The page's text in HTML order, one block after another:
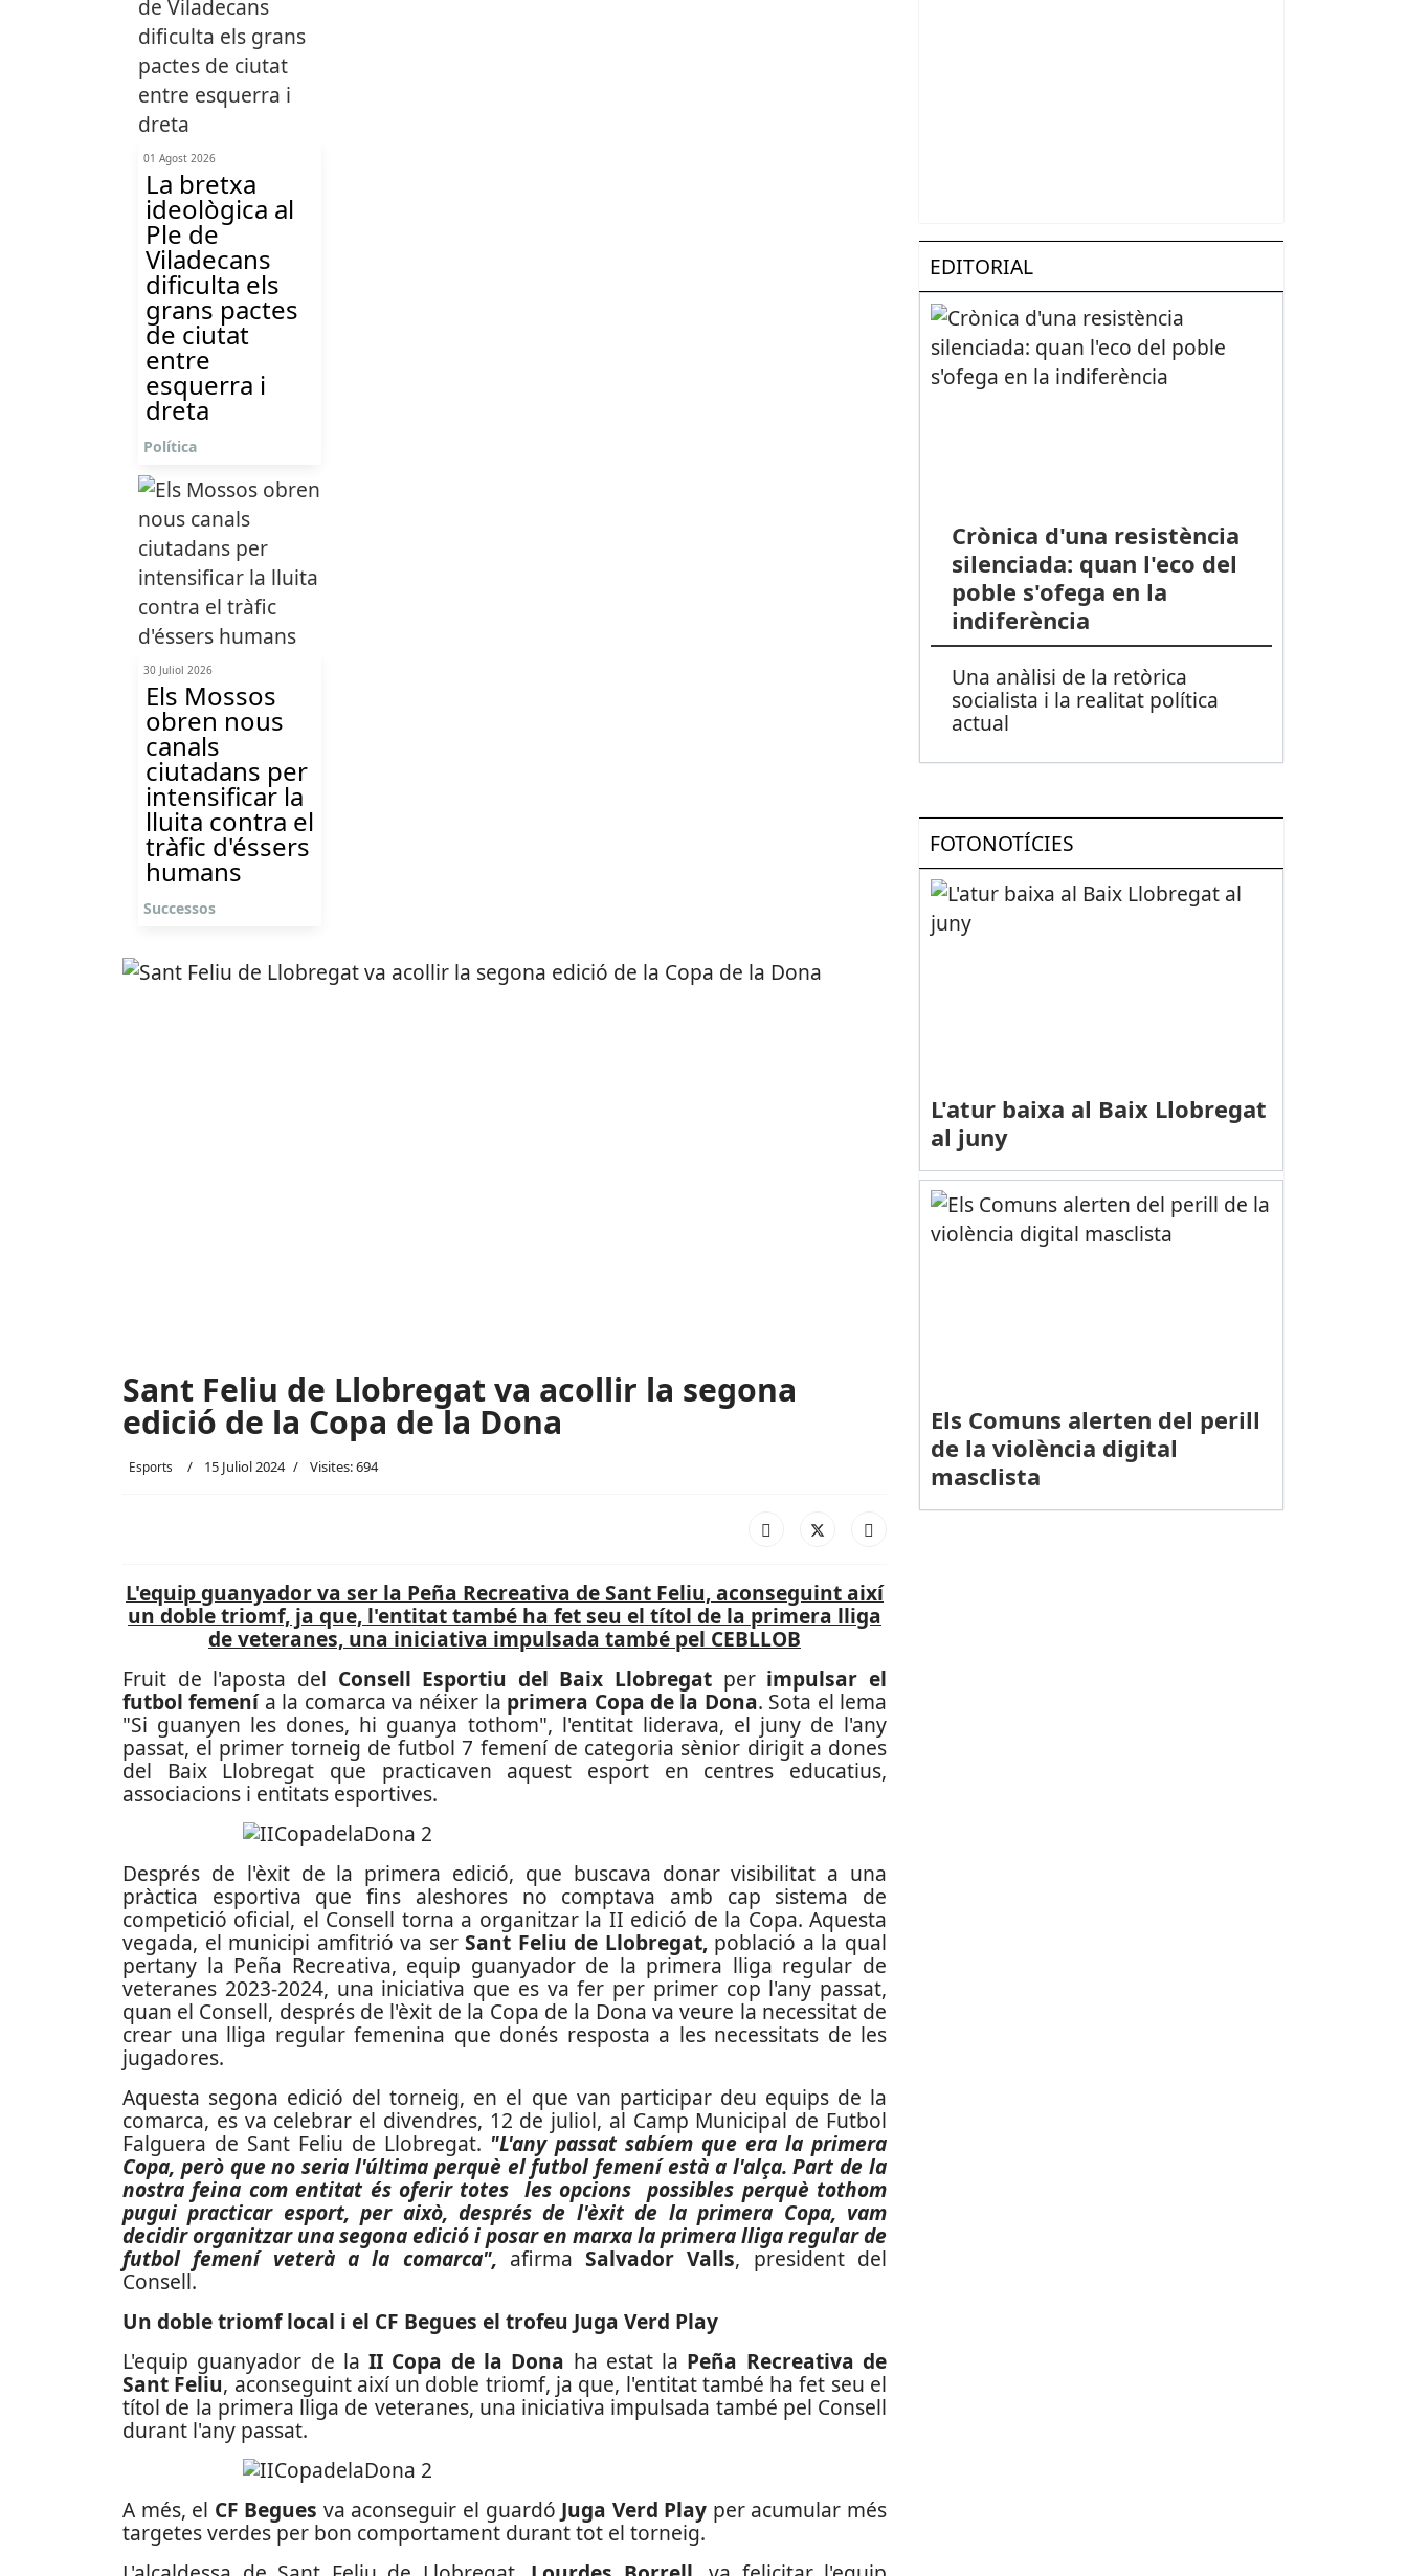
01 Agost 2026
La bretxa
ideològica al
Ple de
Viladecans
dificulta els
grans pactes
de ciutat
entre
esquerra i
dreta
Política
30 Juliol 2026
Els Mossos
obren nous
canals
ciutadans per
intensificar la
lluita contra el
tràfic d'éssers
humans
Successos
Sant Feliu de Llobregat va acollir la segona
edició de la Copa de la Dona
Esports 15 Juliol 2024 Visites: 694
L'equip guanyador va ser la Peña Recreativa de Sant Feliu, aconseguint així
un doble triomf, ja que, l'entitat també ha fet seu el títol de la primera lliga
de veteranes, una iniciativa impulsada també pel CEBLLOB
Fruit de l'aposta del Consell Esportiu del Baix Llobregat per impulsar el
futbol femenía la comarca va néixer la primera Copa de la Dona. Sota el lema
"Si guanyen les dones, hi guanya tothom", l'entitat liderava, el juny de l'any
passat, el primer torneig de futbol 7 femení de categoria sènior dirigit a dones
del Baix Llobregat que practicaven aquest esport en centres educatius,
associacions i entitats esportives.
Després de l'èxit de la primera edició, que buscava donar visibilitat a una
pràctica esportiva que fins aleshores no comptava amb cap sistema de
competició oficial, el Consell torna a organitzar la II edició de la Copa. Aquesta
vegada, el municipi amfitrió va serSant Feliu de Llobregat,població a la qual
pertany la Peña Recreativa, equip guanyador de la primera lliga regular de
veteranes 2023-2024, una iniciativa que es va fer per primer cop l'any passat,
quan el Consell, després de l'èxit de la Copa de la Dona va veure la necessitat de
crear una lliga regular femenina que donés resposta a les necessitats de les
jugadores.
Aquesta segona edició del torneig, en el que van participar deu equips de la
comarca, es va celebrar el divendres, 12 de juliol, al Camp Municipal de Futbol
Falguera de Sant Feliu de Llobregat. "L'any passat sabíem que era la primera
Copa, però que no seria l'última perquè el futbol femení està a l'alça. Part de la
nostra feina com entitat és oferir totes les opcions possibles perquè tothom
pugui practicar esport, per això, després de l'èxit de la primera Copa, vam
decidir organitzar una segona edició i posar en marxa la primera lliga regular de
futbol femení veterà a la comarca", afirmaSalvador Valls, president del
Consell.
Un doble triomf local i el CF Begues el trofeu Juga Verd Play
L'equip guanyador de laII Copa de la Dona ha estat la Peña Recreativa de
Sant Feliu, aconseguint així un doble triomf, ja que, l'entitat també ha fet seu el
títol de la primera lliga de veteranes, una iniciativa impulsada també pel Consell
durant l'any passat.
A més, el CF Begues va aconseguir el guardó Juga Verd Play per acumular més
targetes verdes per bon comportament durant tot el torneig.
EDITORIAL
Crònica d'una resistència
silenciada: quan l'eco del
poble s'ofega en la
indiferència
Una anàlisi de la retòrica
socialista i la realitat política
actual
FOTONOTÍCIES
L'atur baixa al Baix Llobregat
al juny
Els Comuns alerten del perill
de la violència digital
masclista